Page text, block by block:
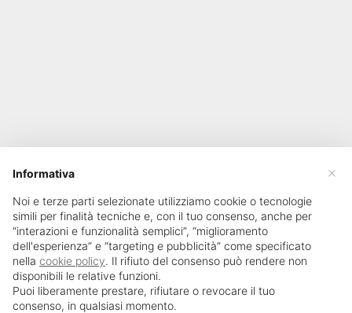
×
Informativa
Noi e terze parti selezionate utilizziamo cookie o tecnologie
simili per finalità tecniche e, con il tuo consenso, anche per
“interazioni e funzionalità semplici”, “miglioramento
dell'esperienza” e “targeting e pubblicità” come specificato
nella cookie policy. Il rifiuto del consenso può rendere non
disponibili le relative funzioni.
Puoi liberamente prestare, rifiutare o revocare il tuo
consenso, in qualsiasi momento.